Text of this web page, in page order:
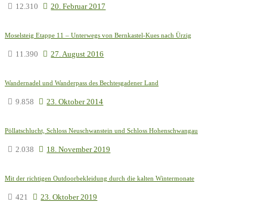
12.310 20. Februar 2017
Moselsteig Etappe 11 – Unterwegs von Bernkastel-Kues nach Ürzig
11.390 27. August 2016
Wandernadel und Wanderpass des Bechtesgadener Land
9.858 23. Oktober 2014
Pöllatschlucht, Schloss Neuschwanstein und Schloss Hohenschwangau
2.038 18. November 2019
Mit der richtigen Outdoorbekleidung durch die kalten Wintermonate
421 23. Oktober 2019